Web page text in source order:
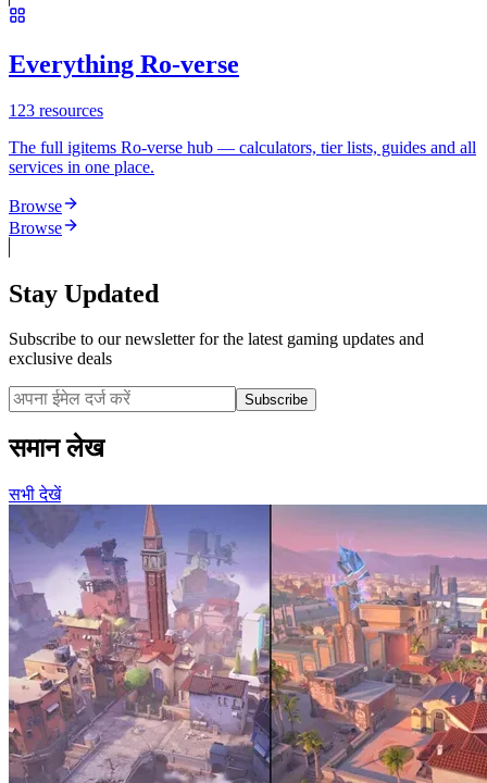
Everything Ro-verse
123 resources
The full igitems Ro-verse hub — calculators, tier lists, guides and all
services in one place.
Browse
Browse
Stay Updated
Subscribe to our newsletter for the latest gaming updates and
exclusive deals
Subscribe
समान लेख
सभी देखें